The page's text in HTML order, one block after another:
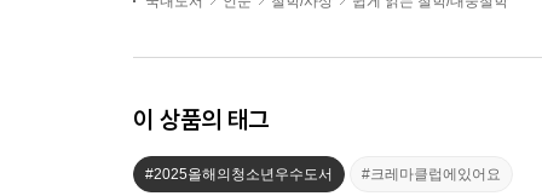
이 상품의 태그
#2025올해의청소년우수도서 #크레마클럽에있어요